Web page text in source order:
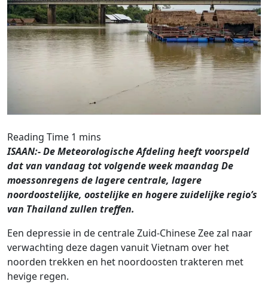
ISAAN:- De Meteorologische Afdeling heeft voorspeld
dat van vandaag tot volgende week maandag De
moessonregens de lagere centrale, lagere
noordoostelijke, oostelijke en hogere zuidelijke regio’s
van Thailand zullen treffen.
Een depressie in de centrale Zuid-Chinese Zee zal naar
verwachting deze dagen vanuit Vietnam over het
noorden trekken en het noordoosten trakteren met
hevige regen.